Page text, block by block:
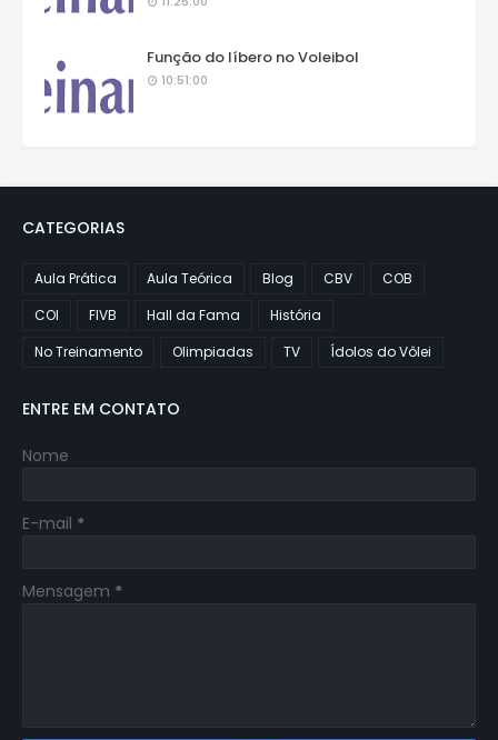
Função do líbero no Voleibol
10:51:00
CATEGORIAS
Aula Prática Aula Teórica Blog CBV
COB
COI
FIVB Hall da Fama
História
No Treinamento
Olimpiadas TV Ídolos do Vôlei
ENTRE EM CONTATO
Nome
E-mail *
Mensagem *